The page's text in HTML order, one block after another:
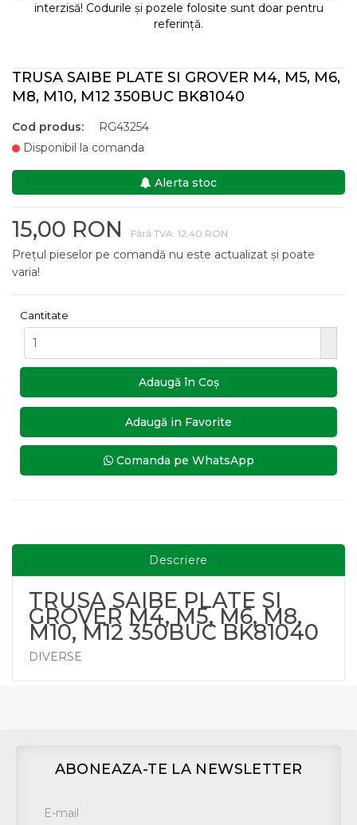
interzisă! Codurile și pozele folosite sunt doar pentru
referință.
TRUSA SAIBE PLATE SI GROVER M4, M5, M6,
M8, M10, M12 350BUC BK81040
Cod produs:
RG43254
Disponibil la comanda
Alerta stoc
15,00 RON Fără TVA: 12,40 RON
Prețul pieselor pe comandă nu este actualizat și poate
varia!
Cantitate
Adaugă în Coş
Adaugă in Favorite
Comanda pe WhatsApp
Descriere
TRUSA SAIBE PLATE SI
GROVER M4, M5, M6, M8,
M10, M12 350BUC BK81040
DIVERSE
ABONEAZA-TE LA NEWSLETTER